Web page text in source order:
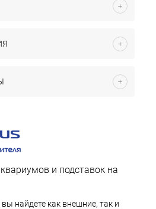
и подставок на
найдете как внешние, так и